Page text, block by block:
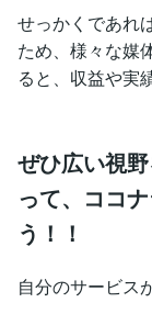
せっかくであれ
ため、様々な媒
ると、収益や実
ぜひ広い視
って、ココ
う！！
自分のサービス